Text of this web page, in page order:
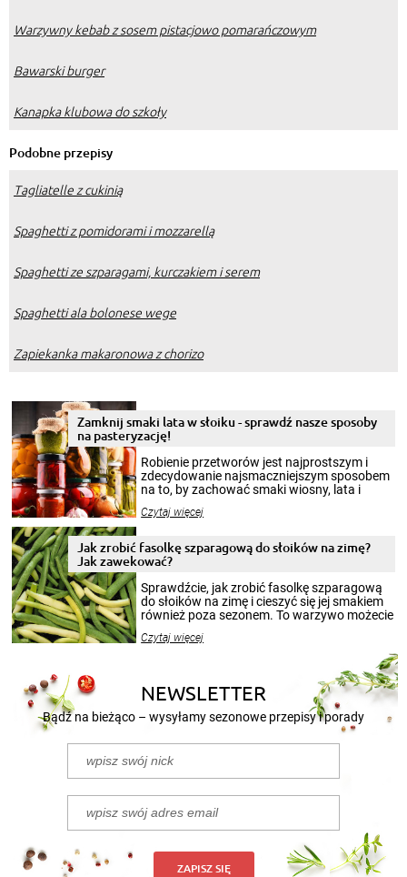
Warzywny kebab z sosem pistacjowo pomarańczowym
Bawarski burger
Kanapka klubowa do szkoły
Podobne przepisy
Tagliatelle z cukinią
Spaghetti z pomidorami i mozzarellą
Spaghetti ze szparagami, kurczakiem i serem
Spaghetti ala bolonese wege
Zapiekanka makaronowa z chorizo
Zamknij smaki lata w słoiku - sprawdź nasze sposoby
na pasteryzację!
Robienie przetworów jest najprostszym i
zdecydowanie najsmaczniejszym sposobem
na to, by zachować smaki wiosny, lata i
krajobrazów, by cieszyć nimi oko w sezonie
pełni poczuć atmosferę cieplejszych
miesięcy. Przygotowanie słoików ze
patenty, które pozwolą zachować świeżość
przetworów.
Czytaj więcej
Jak zrobić fasolkę szparagową do słoików na zimę?
Jak zawekować?
Sprawdźcie, jak zrobić fasolkę szparagową
do słoików na zimę i cieszyć się jej smakiem
również poza sezonem. To warzywo możecie
nasze propozycje!
Czytaj więcej
NEWSLETTER
Bądź na bieżąco – wysyłamy sezonowe przepisy i porady
ZAPISZ SIĘ